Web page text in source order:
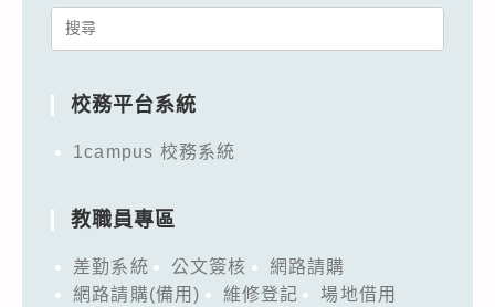
Search
校務平台系統
1campus 校務系統
教職員專區
差勤系統 公文簽核
網路請購
網路請購(備用)
維修登記
場地借用